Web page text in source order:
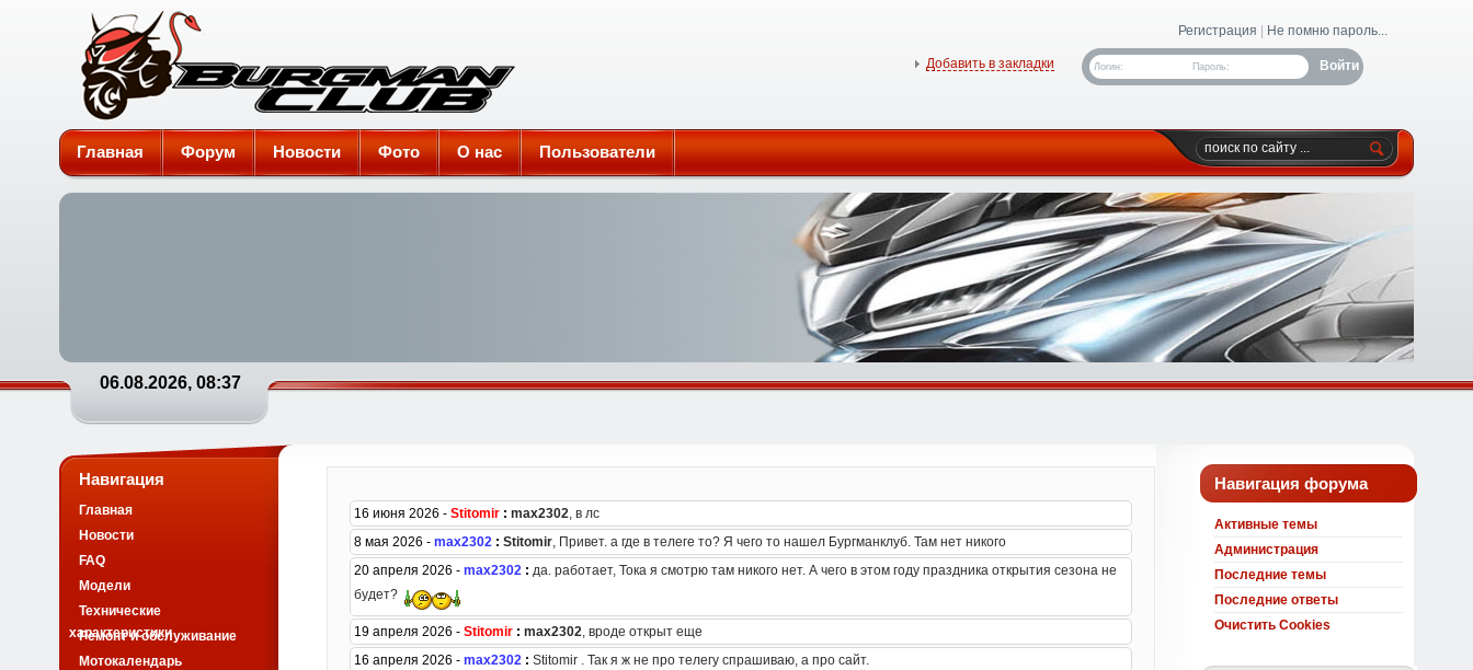
Burgman-Club
Регистрация Не помню пароль...
Логин: Пароль:
Добавить в закладки
Главная Форум Новости Фото О нас Пользователи
06.08.2026, 08:37
Навигация форума
Активные темы
Администрация
Последние темы
Последние ответы
Очистить Cookies
Навигация
Главная
Новости
FAQ
Модели
Технические
характеристики
Ремонт и обслуживание
Мотокалендарь